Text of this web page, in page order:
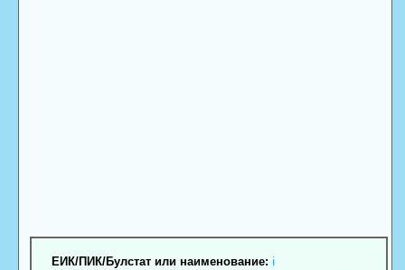
ЕИК/ПИК/Булстат или наименование: ℹ